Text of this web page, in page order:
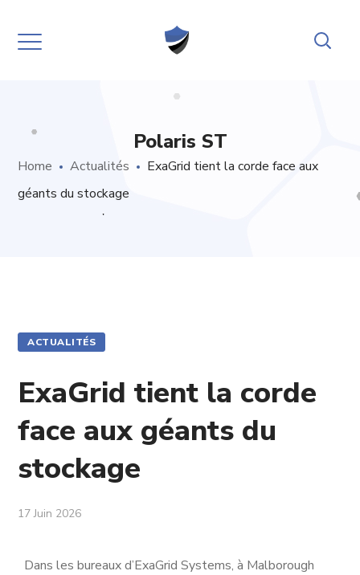
Polaris ST
Home Actualités
ExaGrid tient la corde face aux
géants du stockage
ACTUALITÉS
ExaGrid tient la corde
face aux géants du
stockage
17 Juin 2026
Dans les bureaux d’ExaGrid Systems, à Malborough